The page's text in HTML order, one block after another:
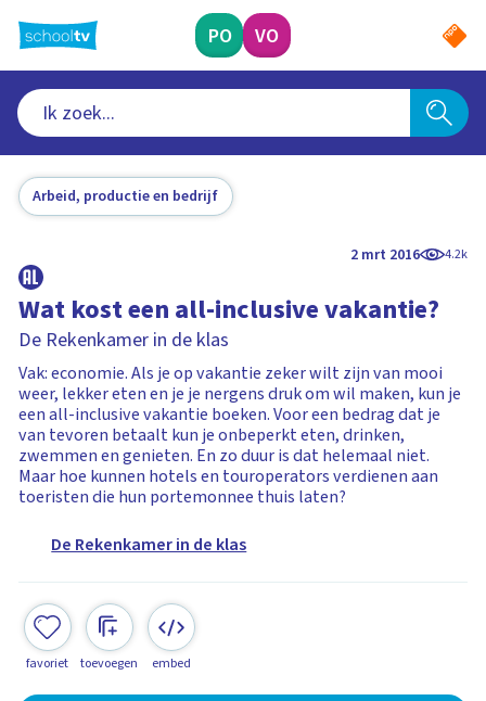
naar
hoofdinhoud
PO VO
Arbeid, productie en bedrijf
2 mrt 2016 4.2k
Wat kost een all-inclusive vakantie?
De Rekenkamer in de klas
Vak: economie. Als je op vakantie zeker wilt zijn van mooi
weer, lekker eten en je je nergens druk om wil maken, kun je
een all-inclusive vakantie boeken. Voor een bedrag dat je
van tevoren betaalt kun je onbeperkt eten, drinken,
zwemmen en genieten. En zo duur is dat helemaal niet.
Maar hoe kunnen hotels en touroperators verdienen aan
toeristen die hun portemonnee thuis laten?
De Rekenkamer in de klas
favoriet toevoegen embed